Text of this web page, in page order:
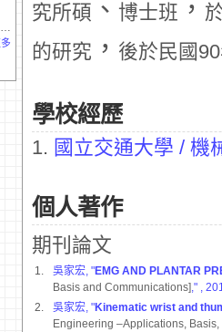
多
究所碩 、 博士班 ，
的研究 ， 後於民國
學校經歷
1. 國立交通大學 / 機
個人著作
期刊論文
1. 吳家宏, "EMG AND PLANTAR
Basis and Communications]," ,
2.
吳家宏, "Kinematic wrist and
Engineering –Applications,